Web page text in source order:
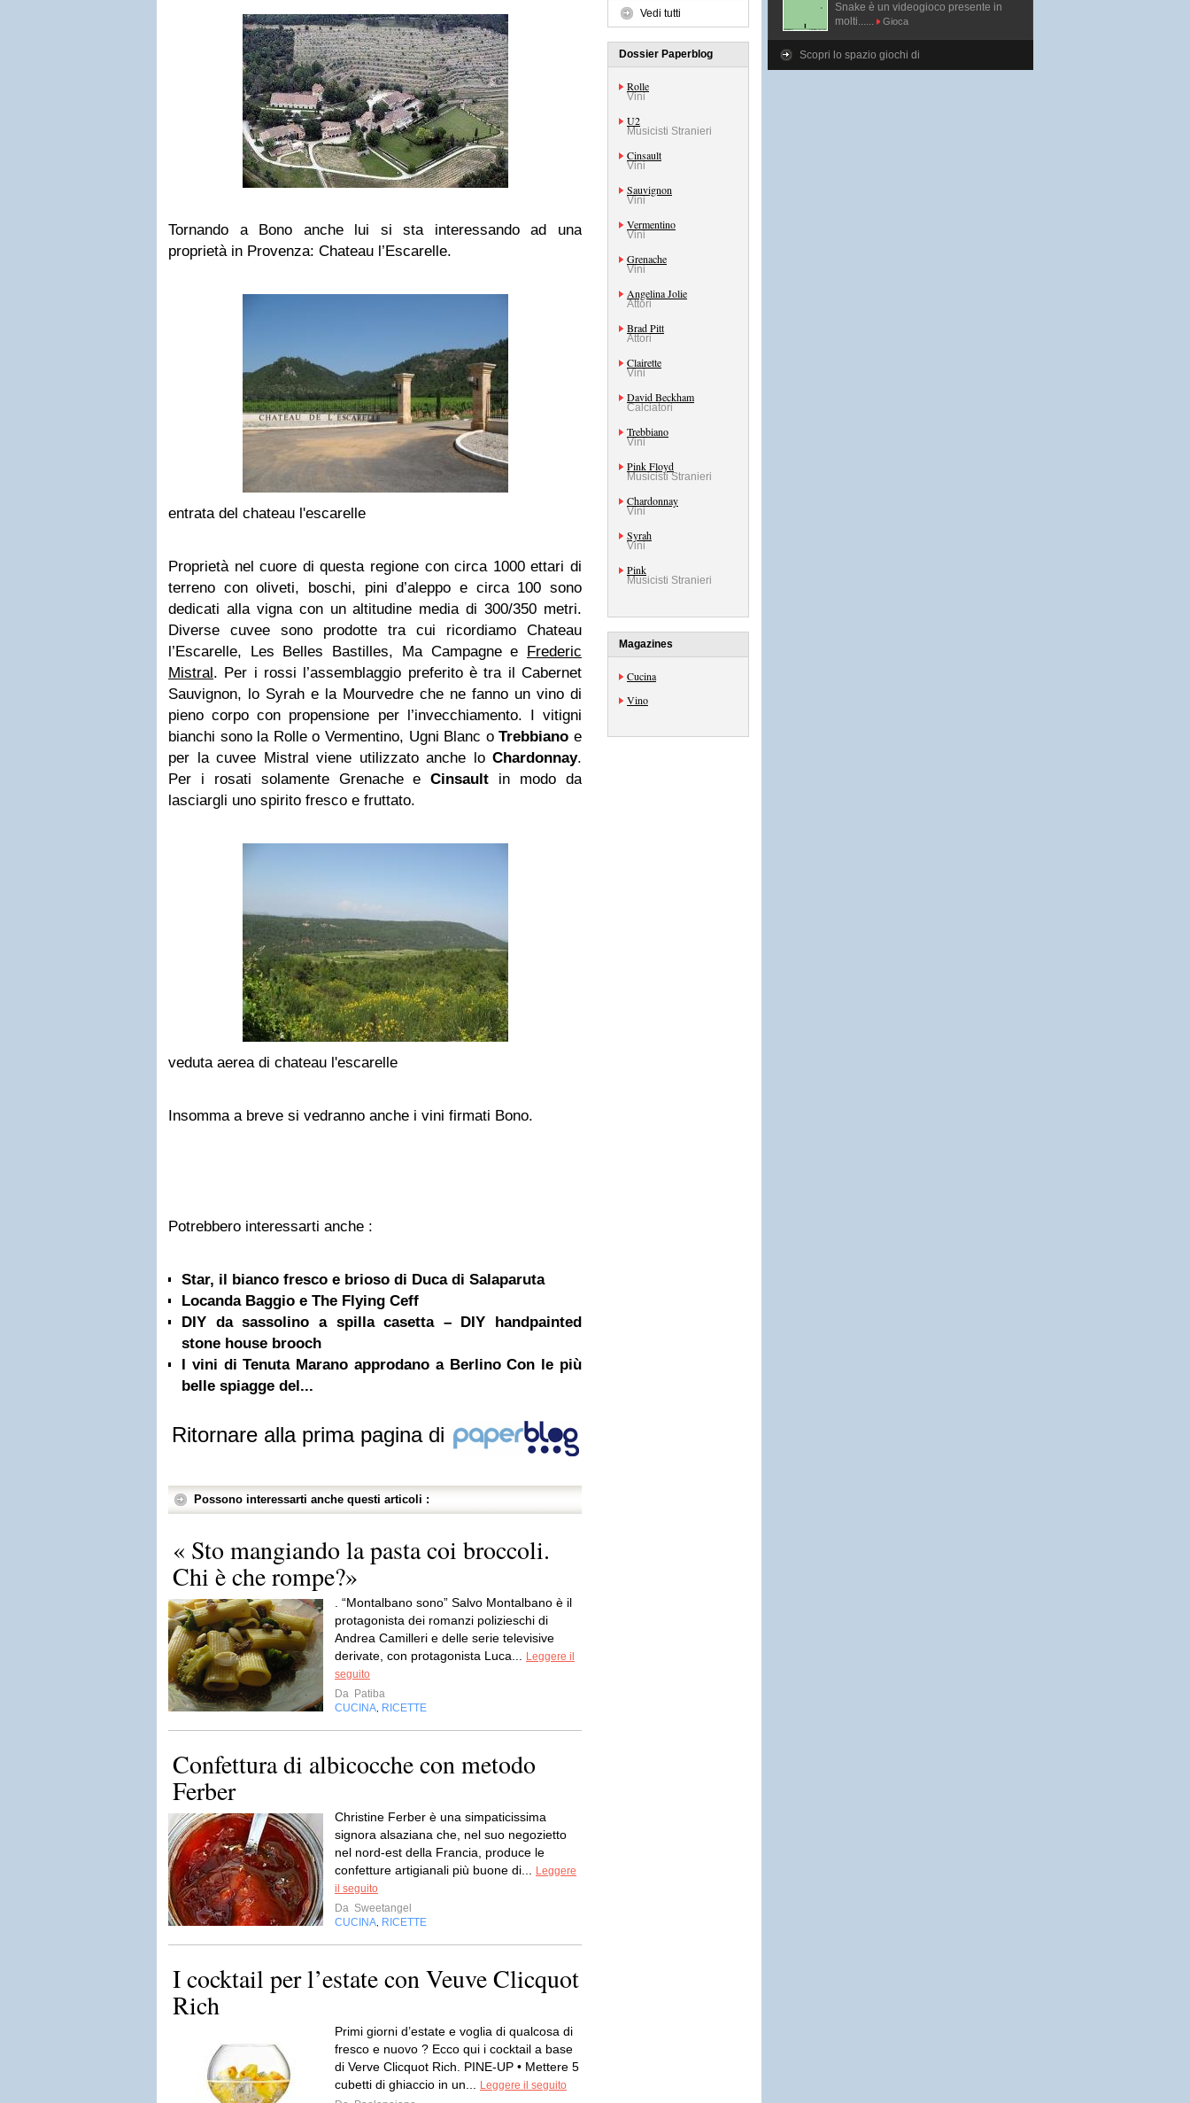
Tornando a Bono anche lui si sta interessando ad una
proprietà in Provenza: Chateau l’Escarelle.
entrata del chateau l'escarelle
Proprietà nel cuore di questa regione con circa 1000 ettari di
terreno con oliveti, boschi, pini d’aleppo e circa 100 sono
dedicati alla vigna con un altitudine media di 300/350 metri.
Diverse cuvee sono prodotte tra cui ricordiamo Chateau
l’Escarelle, Les Belles Bastilles, Ma Campagne e Frederic
Mistral. Per i rossi l’assemblaggio preferito è tra il Cabernet
Sauvignon, lo Syrah e la Mourvedre che ne fanno un vino di
pieno corpo con propensione per l’invecchiamento. I vitigni
bianchi sono la Rolle o Vermentino, Ugni Blanc oTrebbiano e
per la cuvee Mistral viene utilizzato anche lo Chardonnay.
Per i rosati solamente Grenache eCinsault in modo da
lasciargli uno spirito fresco e fruttato.
veduta aerea di chateau l'escarelle
Insomma a breve si vedranno anche i vini firmati Bono.
Potrebbero interessarti anche :
Star, il bianco fresco e brioso di Duca di Salaparuta
Locanda Baggio e The Flying Ceff
DIY da sassolino a spilla casetta – DIY handpainted
stone house brooch
I vini di Tenuta Marano approdano a Berlino Con le più
belle spiagge del...
Ritornare alla prima pagina di
Possono interessarti anche questi articoli :
« Sto mangiando la pasta coi broccoli.
Chi è che rompe?»
. “Montalbano sono” Salvo Montalbano è il
protagonista dei romanzi polizieschi di
Andrea Camilleri e delle serie televisive
derivate, con protagonista Luca...
Leggere il
seguito
Da Patiba
CUCINA RICETTE
Confettura di albicocche con metodo
Ferber
Christine Ferber è una simpaticissima
signora alsaziana che, nel suo negozietto
nel nord-est della Francia, produce le
confetture artigianali più buone di...
Leggere
il seguito
Da Sweetangel
CUCINA RICETTE
I cocktail per l’estate con Veuve Clicquot
Rich
Primi giorni d’estate e voglia di qualcosa di
fresco e nuovo ? Ecco qui i cocktail a base
di Verve Clicquot Rich. PINE-UP • Mettere 5
cubetti di ghiaccio in un...
Leggere il seguito
Vedi tutti
Dossier Paperblog
Rolle
Vini
U2
Musicisti Stranieri
Cinsault
Vini
Sauvignon
Vini
Vermentino
Vini
Grenache
Vini
Angelina Jolie
Attori
Brad Pitt
Attori
Clairette
Vini
David Beckham
Calciatori
Trebbiano
Vini
Pink Floyd
Musicisti Stranieri
Chardonnay
Vini
Syrah
Vini
Pink
Musicisti Stranieri
Magazines
Cucina
Vino
Snake è un videogioco presente in
molti......
Gioca
Scopri lo spazio giochi di